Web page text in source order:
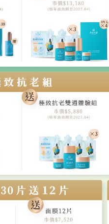
禮盒，可於13個月內分12次免運